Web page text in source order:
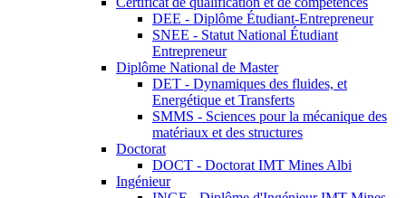
DEE - Diplôme Étudiant-Entrepreneur
SNEE - Statut National Étudiant
Entrepreneur
Diplôme National de Master
DET - Dynamiques des fluides, et
Energétique et Transferts
SMMS - Sciences pour la mécanique des
matériaux et des structures
Doctorat
DOCT - Doctorat IMT Mines Albi
Ingénieur